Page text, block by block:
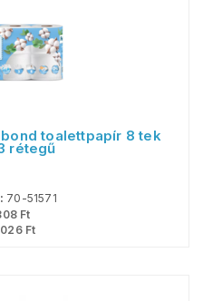
toalettpapír 8 tek
rétegű
70-51571
Ft
026Ft